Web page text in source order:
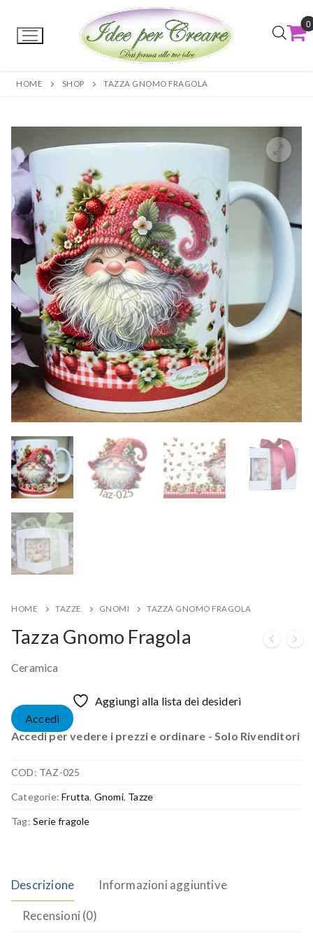
0
HOME SHOP TAZZA GNOMO FRAGOLA
HOME TAZZE GNOMI TAZZA GNOMO FRAGOLA
Tazza Gnomo Fragola
Ceramica
Aggiungi alla lista dei desideri
Accedi
Accedi per vedere i prezzi e ordinare - Solo Rivenditori
COD: TAZ-025
Categorie:Frutta, Gnomi, Tazze
Tag: Serie fragole
Descrizione Informazioni aggiuntive
Recensioni (0)